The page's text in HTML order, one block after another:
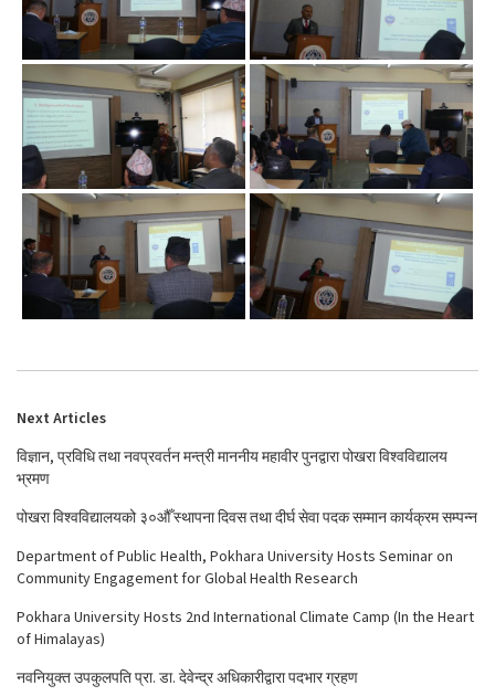
Next Articles
विज्ञान, प्रविधि तथा नवप्रवर्तन मन्त्री माननीय महावीर पुनद्वारा पोखरा विश्वविद्यालय
भ्रमण
पोखरा विश्वविद्यालयको ३०औँ स्थापना दिवस तथा दीर्घ सेवा पदक सम्मान कार्यक्रम सम्पन्न
Department of Public Health, Pokhara University Hosts Seminar on
Community Engagement for Global Health Research
Pokhara University Hosts 2nd International Climate Camp (In the Heart
of Himalayas)
नवनियुक्त उपकुलपति प्रा. डा. देवेन्द्र अधिकारीद्वारा पदभार ग्रहण